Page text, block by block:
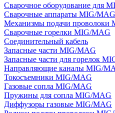
Сварочное оборудование для
Сварочные аппараты MIG/MAG
Механизмы подачи проволоки
Сварочные горелки MIG/MAG
Соединительный кабель
Запасные части MIG/MAG
Запасные части для горелок
Направляющие каналы MIG/
Токосъемники MIG/MAG
Газовые сопла MIG/MAG
Пружины для сопла MIG/MAG
Диффузоры газовые MIG/MAG